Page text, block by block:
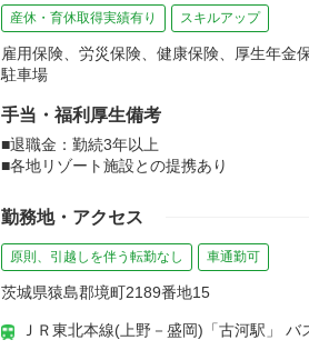
産休・育休取得実績有り スキルアップ
雇用保険、労災保険、健康保険、厚生年金
駐車場
手当・福利厚生備考
■退職金：勤続3年以上
■各地リゾート施設との提携あり
勤務地・アクセス
原則、引越しを伴う転勤なし 車通勤可
茨城県猿島郡境町2189番地15
ＪＲ東北本線(上野－盛岡)「古河駅」 バ